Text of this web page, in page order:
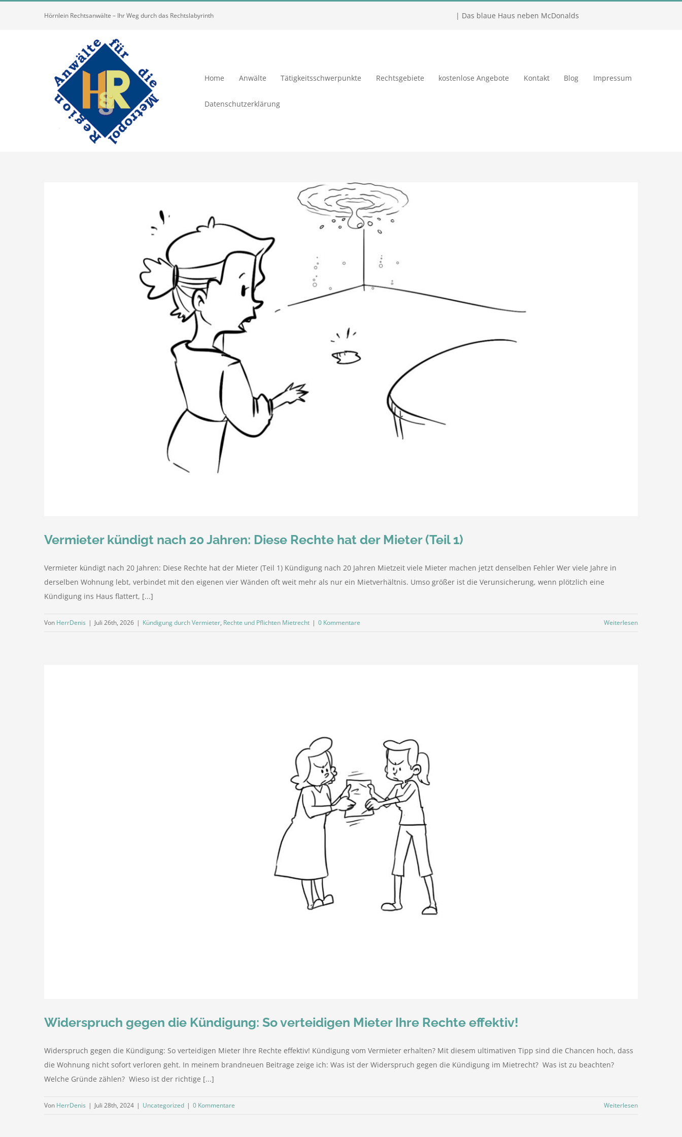
Hörnlein Rechtsanwälte – Ihr Weg durch das Rechtslabyrinth | Das blaue Haus neben McDonalds
Home Anwälte Tätigkeitsschwerpunkte Rechtsgebiete kostenlose Angebote Kontakt Blog Impressum
Datenschutzerklärung
Vermieter kündigt nach 20 Jahren: Diese Rechte hat der Mieter (Teil 1)
Vermieter kündigt nach 20 Jahren: Diese Rechte hat der Mieter (Teil 1) Kündigung nach 20 Jahren Mietzeit viele Mieter machen jetzt denselben Fehler Wer viele Jahre in
derselben Wohnung lebt, verbindet mit den eigenen vier Wänden oft weit mehr als nur ein Mietverhältnis. Umso größer ist die Verunsicherung, wenn plötzlich eine
Kündigung ins Haus flattert, [...]
Von HerrDenis | Juli 26th, 2026 | Kündigung durch Vermieter, Rechte und Pflichten Mietrecht | 0 Kommentare Weiterlesen
Widerspruch gegen die Kündigung: So verteidigen Mieter Ihre Rechte effektiv!
Widerspruch gegen die Kündigung: So verteidigen Mieter Ihre Rechte effektiv! Kündigung vom Vermieter erhalten? Mit diesem ultimativen Tipp sind die Chancen hoch, dass
die Wohnung nicht sofort verloren geht. In meinem brandneuen Beitrage zeige ich: Was ist der Widerspruch gegen die Kündigung im Mietrecht? Was ist zu beachten?
Welche Gründe zählen? Wieso ist der richtige [...]
Von HerrDenis | Juli 28th, 2024 | Uncategorized | 0 Kommentare Weiterlesen